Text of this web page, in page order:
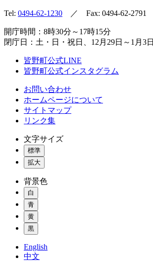
Tel: 0494-62-1230 ／ Fax: 0494-62-2791
開庁時間：8時30分～17時15分
閉庁日：土・日・祝日、12月29日～1月3日
皆野町公式LINE
皆野町公式インスタグラム
お問い合わせ
ホームページについて
サイトマップ
リンク集
文字サイズ
標準
拡大
背景色
白
青
黄
黒
English
中文